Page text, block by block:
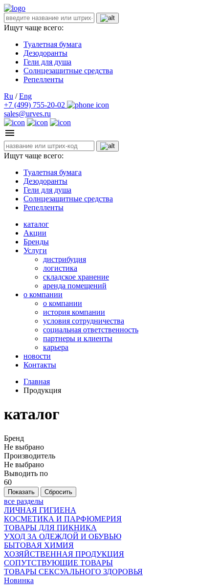
Ищут чаще всего:
Туалетная бумага
Дезодоранты
Гели для душа
Солнцезащитные средства
Репелленты
Ru / Eng
+7 (499) 755-20-02
sales@urves.ru
Ищут чаще всего:
Туалетная бумага
Дезодоранты
Гели для душа
Солнцезащитные средства
Репелленты
каталог
Акции
Бренды
Услуги
дистрибуция
логистика
складское хранение
аренда помещений
о компании
о компании
история компании
условия сотрудничества
социальная ответственность
партнеры и клиенты
карьера
новости
Контакты
Главная
Продукция
каталог
Бренд
Не выбрано
Производитель
Не выбрано
Выводить по
60
все разделы
ЛИЧНАЯ ГИГИЕНА
КОСМЕТИКА И ПАРФЮМЕРИЯ
ТОВАРЫ ДЛЯ ПИКНИКА
УХОД ЗА ОДЕЖДОЙ И ОБУВЬЮ
БЫТОВАЯ ХИМИЯ
ХОЗЯЙСТВЕННАЯ ПРОДУКЦИЯ
СОПУТСТВУЮЩИЕ ТОВАРЫ
ТОВАРЫ СЕКСУАЛЬНОГО ЗДОРОВЬЯ
Новинка